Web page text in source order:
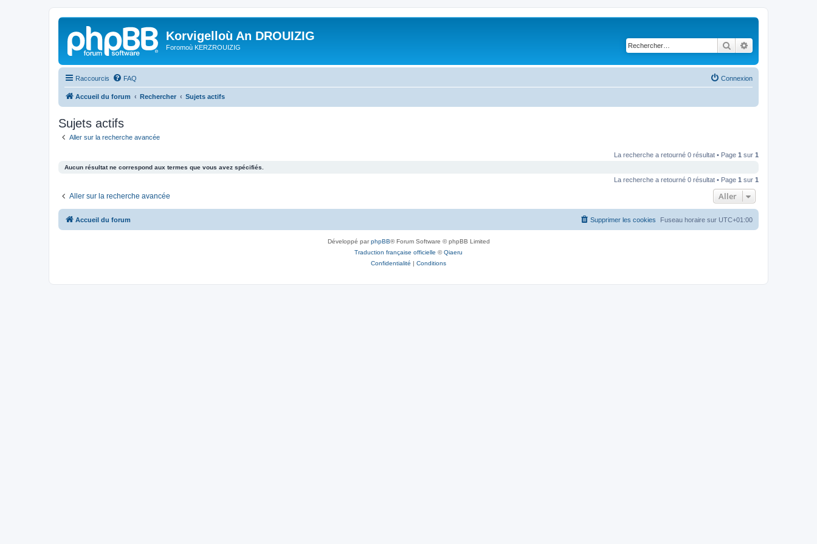
Korvigelloù An DROUIZIG
Foromoù KERZROUIZIG Rechercher
Raccourcis FAQ Connexion
Accueil du forum Rechercher Sujets actifs
Sujets actifs
Aller sur la recherche avancée
La recherche a retourné 0 résultat • Page 1 sur 1
Aucun résultat ne correspond aux termes que vous avez spécifiés.
La recherche a retourné 0 résultat • Page 1 sur 1
Aller sur la recherche avancée Aller
Accueil du forum Fuseau horaire sur UTC+01:00
Supprimer les cookies
Développé parphpBB® Forum Software © phpBB Limited
Traduction française officielle ©Qiaeru
Confidentialité | Conditions